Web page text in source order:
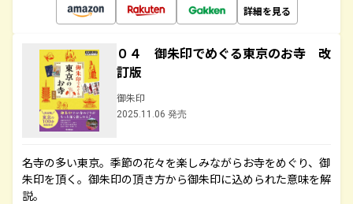
詳細を見る
０４ 御朱印でめぐる東京のお寺 改
訂版
御朱印
2025.11.06 発売
名寺の多い東京。季節の花々を楽しみながらお寺をめぐり、御
朱印を頂く。御朱印の頂き方から御朱印に込められた意味を解
説。